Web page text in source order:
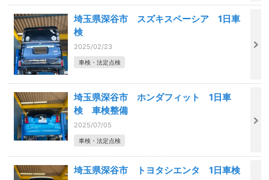
埼玉県深谷市 スズキスペーシア 1日車
検
2025/02/23
車検・法定点検
埼玉県深谷市 ホンダフィット 1日車
検 車検整備
2025/07/05
車検・法定点検
埼玉県深谷市 トヨタシエンタ 1日車検